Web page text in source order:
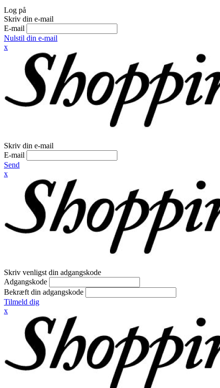
Log på
Skriv din e-mail
E-mail
Nulstil din e-mail
x
Skriv din e-mail
E-mail
Send
x
Skriv venligst din adgangskode
Adgangskode
Bekræft din adgangskode
Tilmeld dig
x